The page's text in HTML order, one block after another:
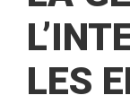
LES